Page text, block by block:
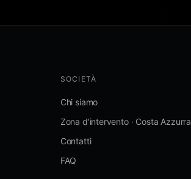
SOCIETÀ
Chi siamo
Zona d'intervento · Costa Azzurra
Contatti
FAQ